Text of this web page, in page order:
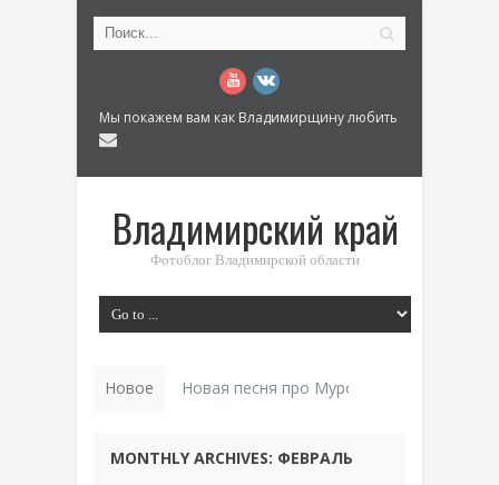
Мы покажем вам как Владимирщину любить
Владимирский край
Фотоблог Владимирской области
Новое Новая песня про Муром: «Былинный
MONTHLY ARCHIVES: ФЕВРАЛЬ